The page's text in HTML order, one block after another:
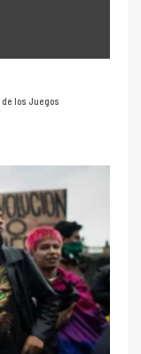
los Juegos